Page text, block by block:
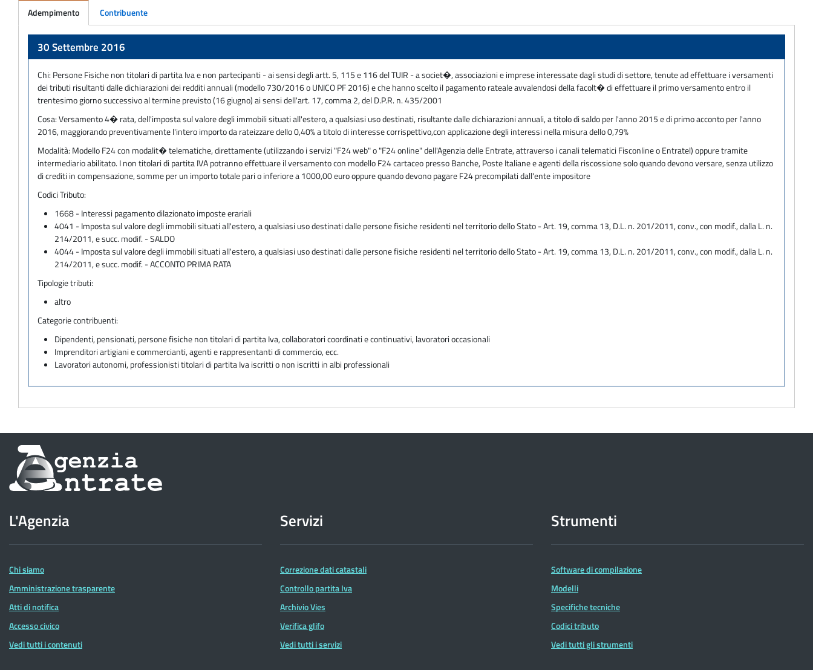
Adempimento Contribuente
30 Settembre 2016
Chi: Persone Fisiche non titolari di partita Iva e non partecipanti - ai sensi degli artt. 5, 115 e 116 del TUIR - a societ�, associazioni e imprese interessate dagli studi di settore, tenute ad effettuare i versamenti
dei tributi risultanti dalle dichiarazioni dei redditi annuali (modello 730/2016 o UNICO PF 2016) e che hanno scelto il pagamento rateale avvalendosi della facolt� di effettuare il primo versamento entro il
trentesimo giorno successivo al termine previsto (16 giugno) ai sensi dell'art. 17, comma 2, del D.P.R. n. 435/2001
Cosa:Versamento 4� rata, dell'imposta sul valore degli immobili situati all'estero, a qualsiasi uso destinati, risultante dalle dichiarazioni annuali, a titolo di saldo per l'anno 2015 e di primo acconto per l'anno
2016, maggiorando preventivamente l'intero importo da rateizzare dello 0,40% a titolo di interesse corrispettivo,con applicazione degli interessi nella misura dello 0,79%
Modalità: Modello F24 con modalit� telematiche, direttamente (utilizzando i servizi "F24 web" o "F24 online" dell'Agenzia delle Entrate, attraverso i canali telematici Fisconline o Entratel) oppure tramite
intermediario abilitato. I non titolari di partita IVA potranno effettuare il versamento con modello F24 cartaceo presso Banche, Poste Italiane e agenti della riscossione solo quando devono versare, senza utilizzo
di crediti in compensazione, somme per un importo totale pari o inferiore a 1000,00 euro oppure quando devono pagare F24 precompilati dall'ente impositore
Codici Tributo:
1668 - Interessi pagamento dilazionato imposte erariali
4041 - Imposta sul valore degli immobili situati all'estero, a qualsiasi uso destinati dalle persone fisiche residenti nel territorio dello Stato - Art. 19, comma 13, D.L. n. 201/2011, conv., con modif., dalla L. n.
214/2011, e succ. modif. - SALDO
4044 - Imposta sul valore degli immobili situati all'estero, a qualsiasi uso destinati dalle persone fisiche residenti nel territorio dello Stato - Art. 19, comma 13, D.L. n. 201/2011, conv., con modif., dalla L. n.
214/2011, e succ. modif. - ACCONTO PRIMA RATA
Tipologie tributi:
altro
Categorie contribuenti:
Dipendenti, pensionati, persone fisiche non titolari di partita Iva, collaboratori coordinati e continuativi, lavoratori occasionali
Imprenditori artigiani e commercianti, agenti e rappresentanti di commercio, ecc.
Lavoratori autonomi, professionisti titolari di partita Iva iscritti o non iscritti in albi professionali
Informazioni
sul
dell'Agenzia
delle
Entrate
L'Agenzia
Chi siamo
Amministrazione trasparente
Atti di notifica
Accesso civico
Vedi tutti i contenuti
Servizi
Correzione dati catastali
Controllo partita Iva
Archivio Vies
Verifica glifo
Vedi tutti i servizi
Strumenti
Software di compilazione
Modelli
Specifiche tecniche
Codici tributo
Vedi tutti gli strumenti